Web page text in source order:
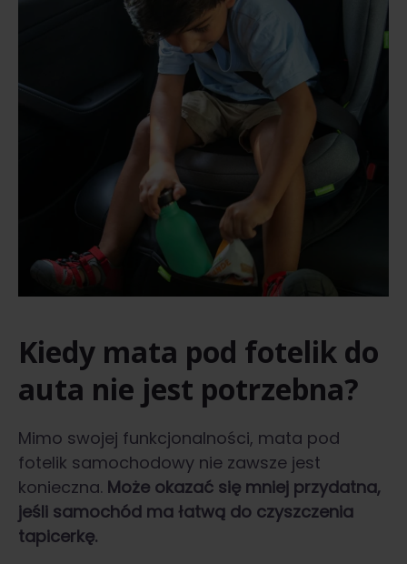
Kiedy mata pod fotelik do
auta nie jest potrzebna?
Mimo swojej funkcjonalności, mata pod
fotelik samochodowy nie zawsze jest
konieczna. Może okazać się mniej przydatna,
jeśli samochód ma łatwą do czyszczenia
tapicerkę.